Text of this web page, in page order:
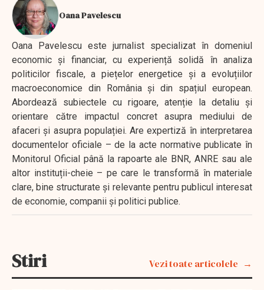
Oana Pavelescu
Oana Pavelescu este jurnalist specializat în domeniul
economic și financiar, cu experiență solidă în analiza
politicilor fiscale, a piețelor energetice și a evoluțiilor
macroeconomice din România și din spațiul european.
Abordează subiectele cu rigoare, atenție la detaliu și
orientare către impactul concret asupra mediului de
afaceri și asupra populației. Are expertiză în interpretarea
documentelor oficiale – de la acte normative publicate în
Monitorul Oficial până la rapoarte ale BNR, ANRE sau ale
altor instituții-cheie – pe care le transformă în materiale
clare, bine structurate și relevante pentru publicul interesat
de economie, companii și politici publice.
Stiri Vezi toate articolele